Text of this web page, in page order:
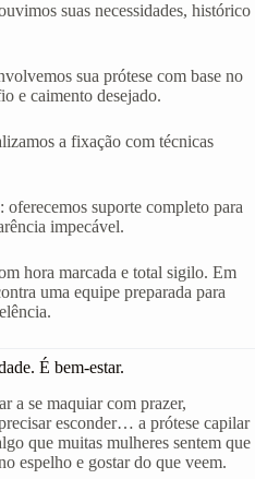
suas necessidades, histórico
sua prótese com base no
e caimento desejado.
a fixação com técnicas
: oferecemos suporte completo para
impecável.
hora marcada e total sigilo. Em
uma equipe preparada para
É bem-estar.
a se maquiar com prazer,
esconder… a prótese capilar
que muitas mulheres sentem que
espelho e gostar do que veem.